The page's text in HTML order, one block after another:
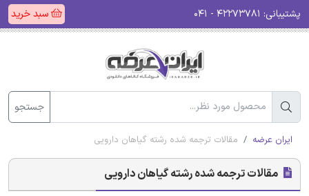
پشتیبانی: سبد خرید
جستجو
ایران عرضه مقالات ترجمه شده رشته گیاهان دارویی
مقالات ترجمه شده رشته گیاهان دارویی